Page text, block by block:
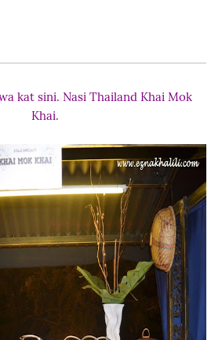
kat sini. Nasi Thailand Khai Mok
Khai.